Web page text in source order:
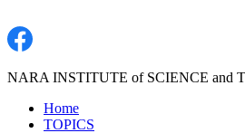
NARA INSTITUTE of SCIENCE and
Home
TOPICS